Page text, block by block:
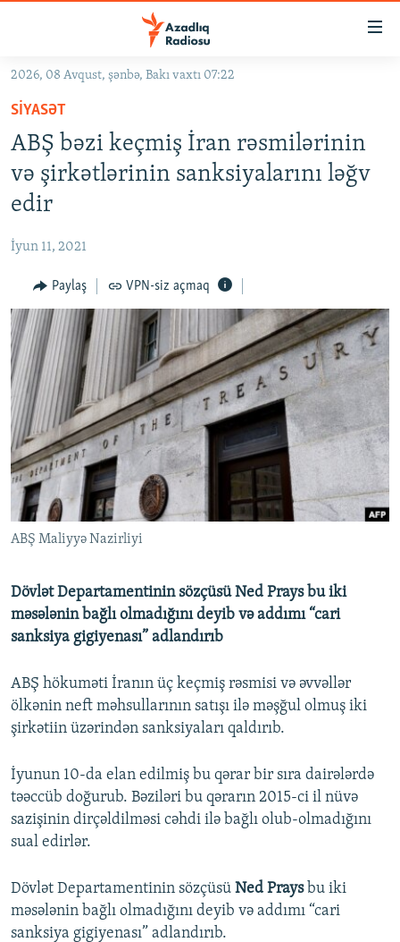
Əsas
qayıt
Əsas
naviqasiyaya
qayıt
Axtarışa
GÜNDƏM
#İZAHLA
KORRUPSIOMETR
#ƏSLINDƏ
QANUNI DOĞRU
ARAŞDIRMA
MULTIMEDIA
VIDEO
FOTOQALEREYA
İNFOQRAFIKA
KARIKATURA
RADIO ARXIV
OXU ZALI
AZƏRBAYCAN ƏDƏBIYYATI KITABXANASI
İSLAM VƏ DEMOKRATIYA
İZ - MƏDƏNIYYƏT PROQRAMI
HAQQIMIZDA
MISSIYAMIZ
PEŞƏ ETIKASI VƏ JURNALISTIKA STANDARTLARIMIZ
MATERIALLARIMIZDAN ISTIFADƏ
AZADLIQRADIOSU MOBIL TELEFONUNUZDA
BIZIMLƏ ƏLAQƏ
BIZI IZLƏ
RFE/RL-in bütün saytları
2026, 08 Avqust, şənbə, Bakı vaxtı 07:22
SIYASƏT
ABŞ bəzi keçmiş İran rəsmilərinin
və şirkətlərinin sanksiyalarını ləğv
edir
İyun 11, 2021
Paylaş VPN-siz açmaq
ABŞ Maliyyə Nazirliyi
Dövlət Departamentinin sözçüsü Ned Prays bu iki
məsələnin bağlı olmadığını deyib və addımı “cari
sanksiya gigiyenası” adlandırıb
ABŞ hökuməti İranın üç keçmiş rəsmisi və əvvəllər
ölkənin neft məhsullarının satışı ilə məşğul olmuş iki
şirkətiin üzərindən sanksiyaları qaldırıb.
İyunun 10-da elan edilmiş bu qərar bir sıra dairələrdə
təəccüb doğurub. Bəziləri bu qərarın 2015-ci il nüvə
sazişinin dirçəldilməsi cəhdi ilə bağlı olub-olmadığını
sual edirlər.
Dövlət Departamentinin sözçüsü Ned Praysbu iki
məsələnin bağlı olmadığını deyib və addımı “cari
sanksiya gigiyenası” adlandırıb.